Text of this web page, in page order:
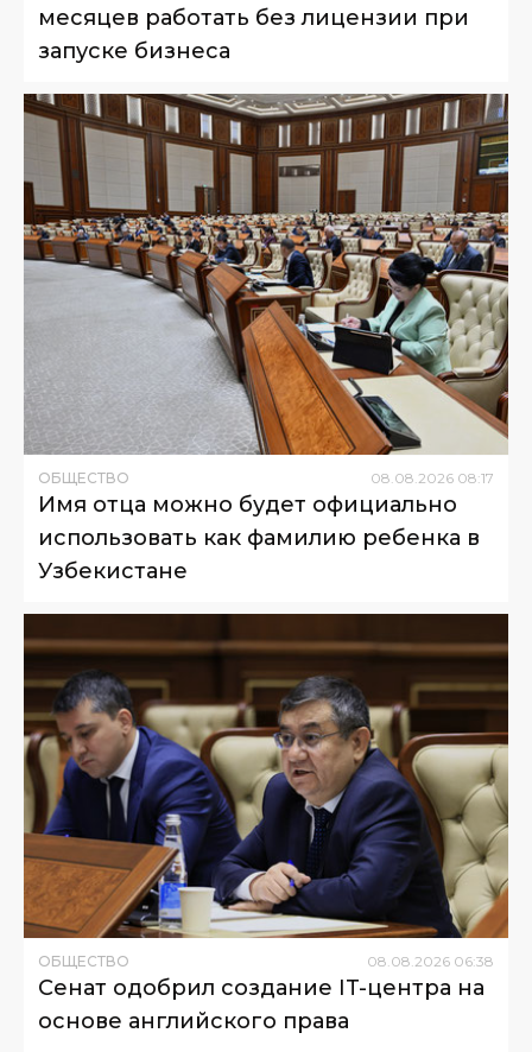
месяцев работать без лицензии при
запуске бизнеса
ОБЩЕСТВО 08.08.2026 08:17
Имя отца можно будет официально
использовать как фамилию ребенка в
Узбекистане
ОБЩЕСТВО 08 08 2026 06:38
Сенат одобрил создание IT-центра на
основе английского права